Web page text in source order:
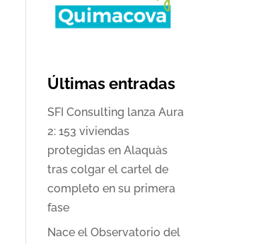
Últimas entradas
SFI Consulting lanza Aura
2: 153 viviendas
protegidas en Alaquàs
tras colgar el cartel de
completo en su primera
fase
Nace el Observatorio del